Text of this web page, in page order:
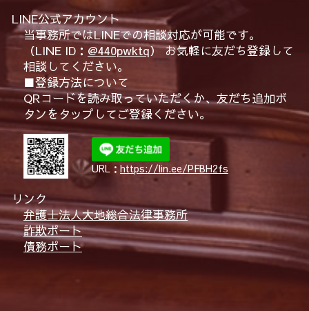
LINE公式アカウント
当事務所ではLINEでの相談対応が可能です。
（LINE ID： @440pwktq） お気軽に友だち登録して
相談してください。
■登録方法について
QRコードを読み取っていただくか、友だち追加ボ
タンをタップしてご登録ください。
URL： https://lin.ee/PFBH2fs
リンク
弁護士法人大地総合法律事務所
詐欺ポート
債務ポート